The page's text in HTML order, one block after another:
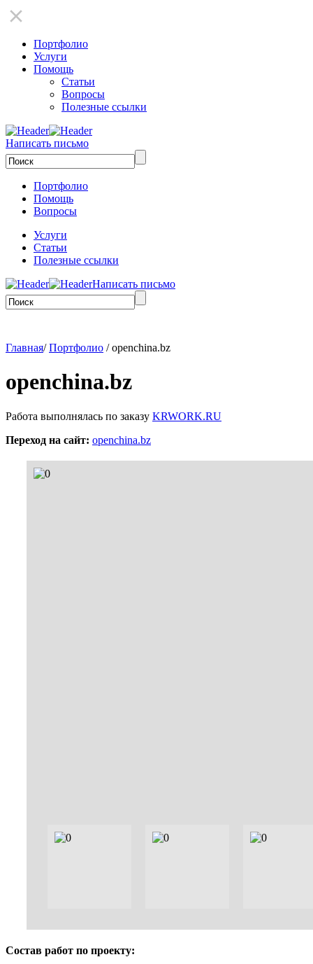
Портфолио
Услуги
Помощь
Статьи
Вопросы
Полезные ссылки
Написать письмо
Портфолио
Помощь
Вопросы
Услуги
Статьи
Полезные ссылки
Написать письмо
Главная/Портфолио / openchina.bz
openchina.bz
Работа выполнялась по заказу KRWORK.RU
Переход на сайт: openchina.bz
Состав работ по проекту: